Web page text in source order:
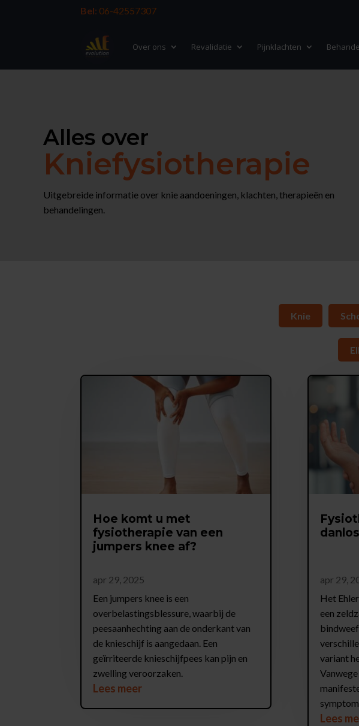
Bel: 06-42557307
Over ons Revalidatie Pijnklachten
Alles over
Kniefysiotherapie
Uitgebreide informatie over knie aandoeningen, klachten, therapieën en
behandelingen.
Knie
Hoe komt u met
fysiotherapie van een
jumpers knee af?
apr 29, 2025
Een jumpers knee is een
overbelastingsblessure, waarbij de
peesaanhechting aan de onderkant van
de knieschijf is aangedaan. Een
geïrriteerde knieschijfpees kan pijn en
zwelling veroorzaken.
Lees meer
apr 29,
Het
een
variant
Lees